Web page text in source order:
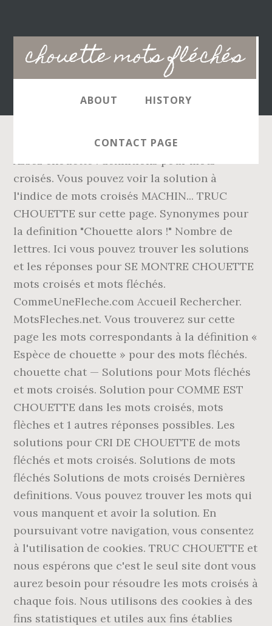
chouette mots fléchés
Main
navigation
ABOUT HISTORY
CONTACT PAGE
Assez chouette : définitions pour mots
croisés. Vous pouvez voir la solution à
l'indice de mots croisés MACHIN... TRUC
CHOUETTE sur cette page. Synonymes pour
la definition "Chouette alors !" Nombre de
lettres. Ici vous pouvez trouver les solutions
et les réponses pour SE MONTRE CHOUETTE
mots croisés et mots fléchés.
CommeUneFleche.com Accueil Rechercher.
MotsFleches.net. Vous trouverez sur cette
page les mots correspondants à la définition «
Espèce de chouette » pour des mots fléchés.
chouette chat — Solutions pour Mots fléchés
et mots croisés. Solution pour COMME EST
CHOUETTE dans les mots croisés, mots
flèches et 1 autres réponses possibles. Les
solutions pour CRI DE CHOUETTE de mots
fléchés et mots croisés. Solutions de mots
fléchés Solutions de mots croisés Dernières
definitions. Vous pouvez trouver les mots qui
vous manquent et avoir la solution. En
poursuivant votre navigation, vous consentez
à l'utilisation de cookies. TRUC CHOUETTE et
nous espérons que c'est le seul site dont vous
aurez besoin pour résoudre les mots croisés à
chaque fois. Nous utilisons des cookies à des
fins statistiques et utiles aux fins établies